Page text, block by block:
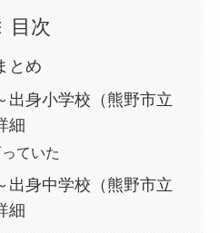
目次
とめ
出身小学校（熊野市立
細
ていた
出身中学校（熊野市立
細